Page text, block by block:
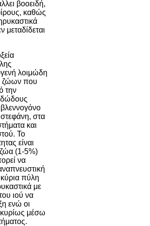
βοοειδή,
καθώς
μεταδίδεται
λοιμώδη
ζώων που
την
στα
και
Το
είναι
ζώα (1-5%)
να
πύλη
με
ιού να
ενώ οι
κυρίως μέσω